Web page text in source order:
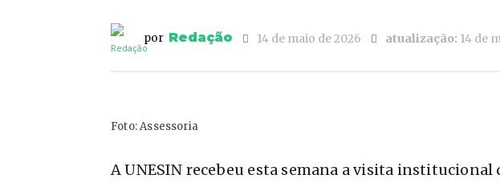
por Redação 14 de maio de 2026 atualização: 14 de
Foto: Assessoria
A UNESIN recebeu esta semana a visita